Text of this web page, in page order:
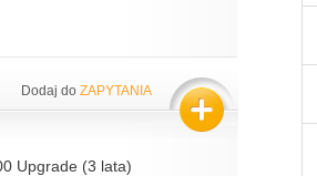
Dodaj do ZAPYTANIA
Upgrade (3 lata)